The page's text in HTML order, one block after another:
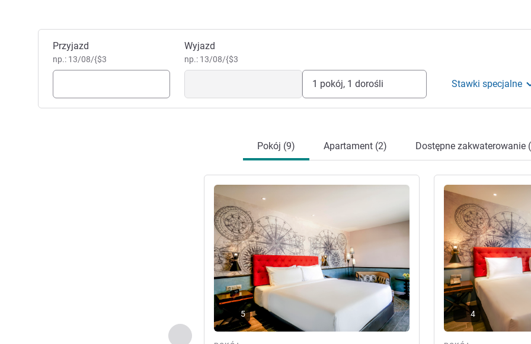
Zarezerwuj ten hotel
Przyjazd
np.: 13/08/{$3
Wyjazd
np.: 13/08/{$3
1 pokój, 1 dorośli Stawki specjalne
Pokój (9) Apartament (2) Dostępne zakwaterowanie
Poprzedni - Pokój
Pokaż szczegóły
5
Pokaż szczegóły
4